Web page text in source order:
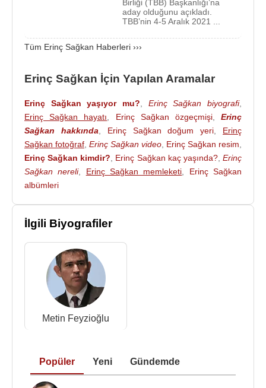
Birliği (TBB) Başkanlığı’na
aday olduğunu açıkladı.
TBB’nin 4-5 Aralık 2021 ...
Tüm Erinç Sağkan Haberleri ›››
Erinç Sağkan İçin Yapılan Aramalar
Erinç Sağkan yaşıyor mu? Erinç Sağkan biyografi,
Erinç Sağkan hayatı
Erinç Sağkan özgeçmişi,Erinç
Sağkan hakkında
Erinç Sağkan doğum yeri
Erinç
Sağkan fotoğraf Erinç Sağkan video Erinç Sağkan resim
Erinç Sağkan kimdir?
Erinç Sağkan kaç yaşında?,Erinç
Sağkan nereli, Erinç Sağkan memleketi
Erinç Sağkan
albümleri
İlgili Biyografiler
Metin Feyzioğlu
Popüler Yeni Gündemde